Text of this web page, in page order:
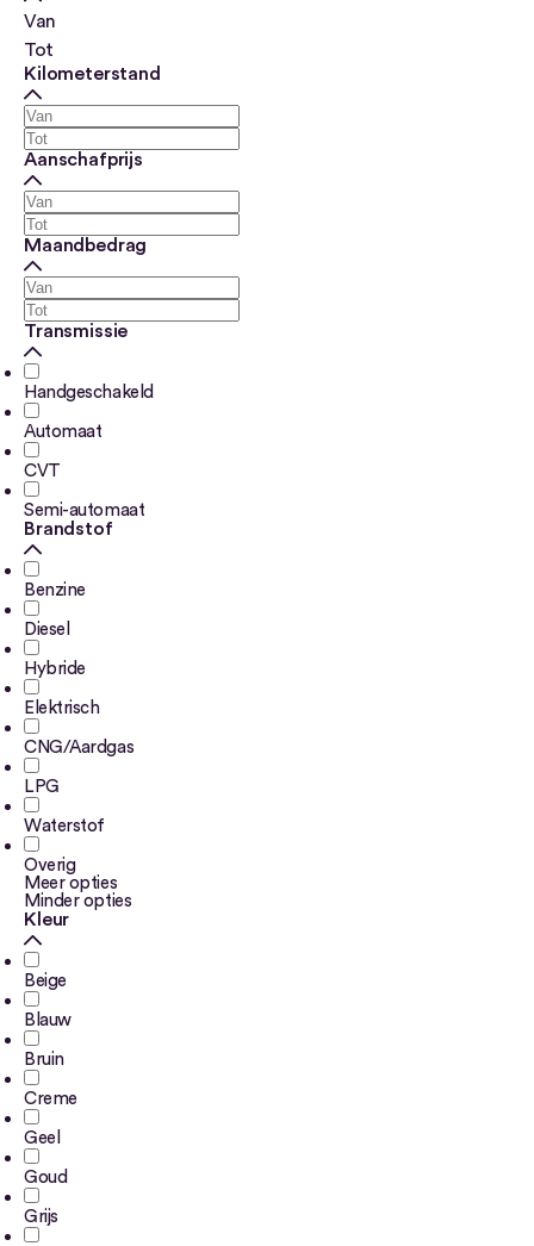
Van
Tot
Kilometerstand
Aanschafprijs
Maandbedrag
Transmissie
Handgeschakeld
Automaat
CVT
Semi-automaat
Brandstof
Benzine
Diesel
Hybride
Elektrisch
CNG/Aardgas
LPG
Waterstof
Overig
Meer opties
Minder opties
Kleur
Beige
Blauw
Bruin
Creme
Geel
Goud
Grijs